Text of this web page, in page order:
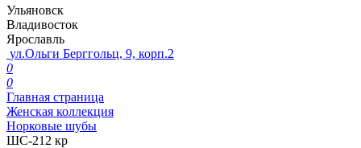
Ульяновск
Владивосток
Ярославль
ул.Ольги Берггольц, 9, корп.2
0
0
Главная страница
Женская коллекция
Норковые шубы
ШС-212 кр